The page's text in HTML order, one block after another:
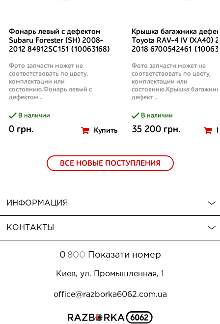
Фонарь левый с дефектом
Subaru Forester (SH) 2008-
2012 84912SC151 (10063168)
Фото запчасти может не
соответствовать по цвету,
комплектации или
состоянию.Фонарь левый с
дефектом ..
В наличии
0 грн. Купить
Крышка багажника
Toyota RAV-4 IV (XA40)
2018 6700542461
Фото запчасти может не
соответствовать по цвету,
комплектации или
состоянию.Крышка
дефект ..
В наличии
35 200 грн.
ВСЕ НОВЫЕ ПОСТУПЛЕНИЯ
ИНФОРМАЦИЯ
КОНТАКТЫ
0 800 Показати номер
Киев, ул. Промышленная, 1
office@razborka6062.com.ua